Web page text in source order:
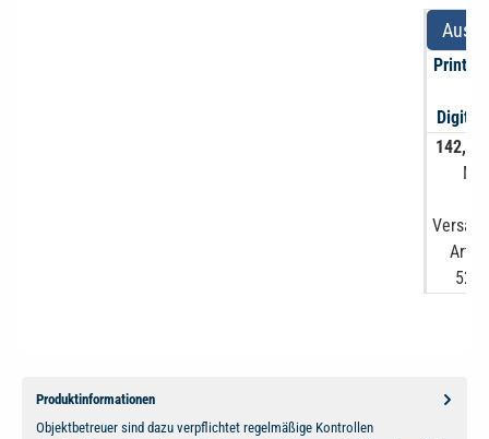
Print-
Produktinformationen
Objektbetreuer sind dazu verpflichtet regelmäßige Kontrollen